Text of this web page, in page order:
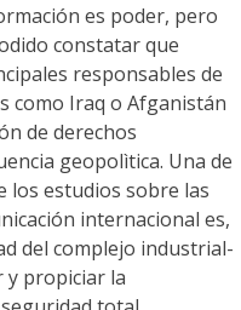
es poder, pero
constatar que
responsables de
como Iraq o Afganistán
de derechos
geopolìtica. Una de
los estudios sobre las
internacional es,
del complejo industrial-
y propiciar la